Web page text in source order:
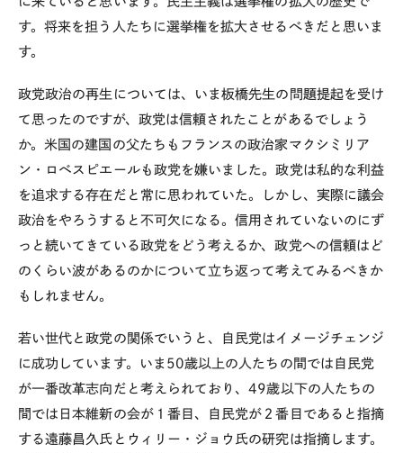
す。将来を担う人たちに選挙権を拡大させるべきだと思いま
す。
政党政治の再生については、いま板橋先生の問題提起を受け
て思ったのですが、政党は信頼されたことがあるでしょう
か。米国の建国の父たちもフランスの政治家マクシミリア
ン・ロベスピエールも政党を嫌いました。政党は私的な利益
を追求する存在だと常に思われていた。しかし、実際に議会
政治をやろうすると不可欠になる。信用されていないのにず
っと続いてきている政党をどう考えるか、政党への信頼はど
のくらい波があるのかについて立ち返って考えてみるべきか
もしれません。
若い世代と政党の関係でいうと、自民党はイメージチェンジ
に成功しています。いま 50歳以上の人たちの間では自民党
が一番改革志向だと考えられており、49歳以下の人たちの
間では日本維新の会が１番目、自民党が２番目であると指摘
する遠藤昌久氏とウィリー・ジョウ氏の研究は指摘します。